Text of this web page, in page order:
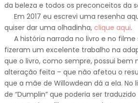
da beleza e todos os preconceitos da
Em 2017 eu escrevi uma resenha
quiser dar uma olhadinha, clique aqui.
A história narrada no livro e no filme
fizeram um excelente trabalho na
que o livro, como sempre, possui bem
alteração feita – que não afetou o
que a mãe de Willowdean dá a ela. No
de “Dumplin” que poderia ser